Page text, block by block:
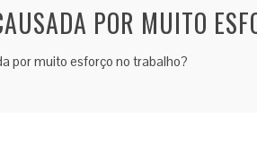
POR MUITO
por muito esforço no trabalho?